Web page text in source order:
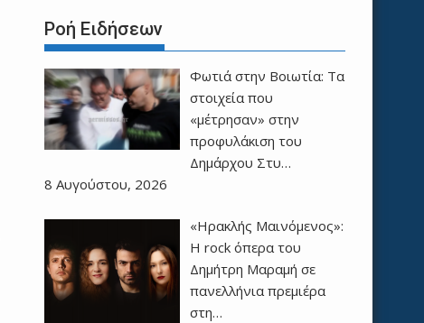
Ροή Ειδήσεων
Φωτιά στην Βοιωτία: Τα
στοιχεία που
«μέτρησαν» στην
προφυλάκιση του
Δημάρχου Στυ…
8 Αυγούστου, 2026
«Ηρακλής Μαινόμενος»:
H rock όπερα του
Δημήτρη Μαραμή σε
πανελλήνια πρεμιέρα
στη…